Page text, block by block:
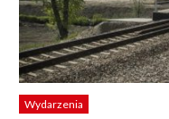
Wydarzenia